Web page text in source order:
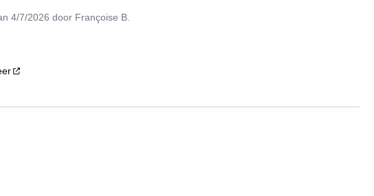
4/7/2026 door Françoise B.